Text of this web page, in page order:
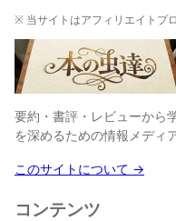
※ 当サイトはアフィリエイトプ
要約・書評・レビューから
を深めるための情報メディ
このサイトについて →
コンテンツ